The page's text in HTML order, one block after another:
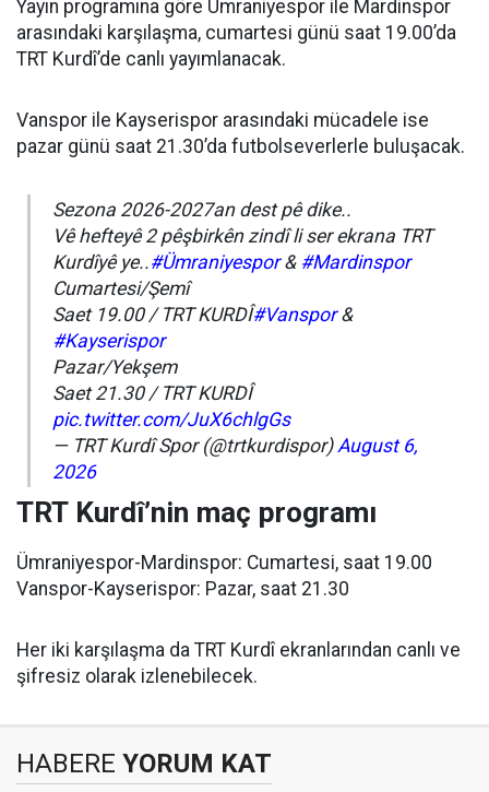
Yayın programına göre Ümraniyespor ile Mardinspor
arasındaki karşılaşma, cumartesi günü saat 19.00’da
TRT Kurdî’de canlı yayımlanacak.
Vanspor ile Kayserispor arasındaki mücadele ise
pazar günü saat 21.30’da futbolseverlerle buluşacak.
Sezona 2026-2027an dest pê dike..
Vê hefteyê 2 pêşbirkên zindî li ser ekrana TRT
Kurdîyê ye..#Ümraniyespor& #Mardinspor
Cumartesi/Şemî
Saet 19.00 / TRT KURDÎ#Vanspor&
#Kayserispor
Pazar/Yekşem
Saet 21.30 / TRT KURDÎ
pic.twitter.com/JuX6chlgGs
— TRT Kurdî Spor (@trtkurdispor)August 6,
2026
TRT Kurdî’nin maç programı
Ümraniyespor-Mardinspor: Cumartesi, saat 19.00
Vanspor-Kayserispor: Pazar, saat 21.30
Her iki karşılaşma da TRT Kurdî ekranlarından canlı ve
şifresiz olarak izlenebilecek.
HABERE YORUM KAT